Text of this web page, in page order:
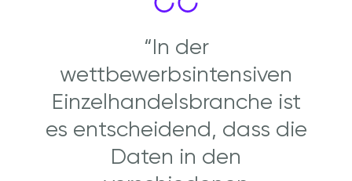
“In der
wettbewerbsintensiven
Einzelhandelsbranche ist
es entscheidend, dass die
Daten in den